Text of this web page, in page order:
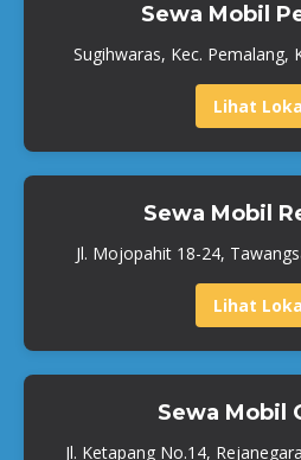
Sewa Mobil
Sugihwaras, Kec. Pemalang,
Lihat
Sewa Mobil
Jl. Mojopahit 18-24,
Lihat
Sewa Mobil
Jl. Ketapang No.14,